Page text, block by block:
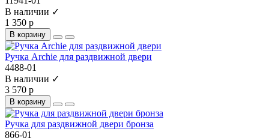
В наличии ✓
1 350 р
В корзину
Ручка Archie для раздвижной двери
4488-01
В наличии ✓
3 570 р
В корзину
Ручка для раздвижной двери бронза
866-01